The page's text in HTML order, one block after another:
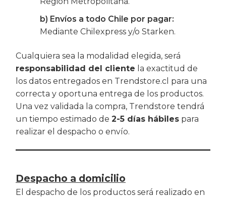
b) Envíos a todo Chile por pagar:
Mediante Chilexpress y/o Starken.
Cualquiera sea la modalidad elegida, será
responsabilidad del cliente la exactitud de
los datos entregados en Trendstore.cl para una
correcta y oportuna entrega de los productos.
Una vez validada la compra, Trendstore tendrá
un tiempo estimado de 2-5 días hábiles para
realizar el despacho o envío.
Despacho a domicilio
El despacho de los productos será realizado en